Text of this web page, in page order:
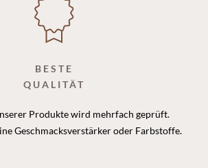
BESTE
QUALITÄT
Produkte wird mehrfach geprüft.
Geschmacksverstärker oder Farbstoffe.